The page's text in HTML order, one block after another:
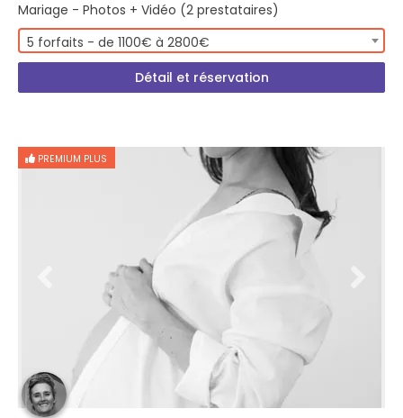
Mariage - Photos + Vidéo (2 prestataires)
5 forfaits - de 1100€ à 2800€
Détail et réservation
PREMIUM PLUS